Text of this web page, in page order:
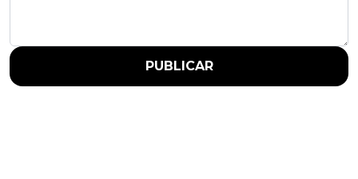
PUBLICAR